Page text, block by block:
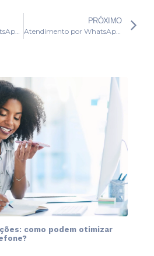
Atendimento via WhatsApp fideliza clientes – saiba o porquê
PRÓXIMO
Atendimento por WhatsApp e o respeito à conformidade
como podem otimizar